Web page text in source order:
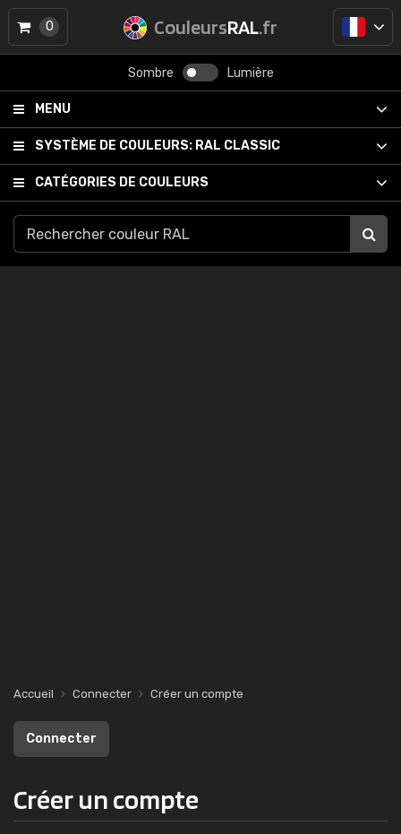
CouleursRAL.fr
Sombre Lumière
MENU
SYSTÈME DE COULEURS: RAL CLASSIC
CATÉGORIES DE COULEURS
0
Accueil Connecter Créer un compte
Connecter
Créer un compte